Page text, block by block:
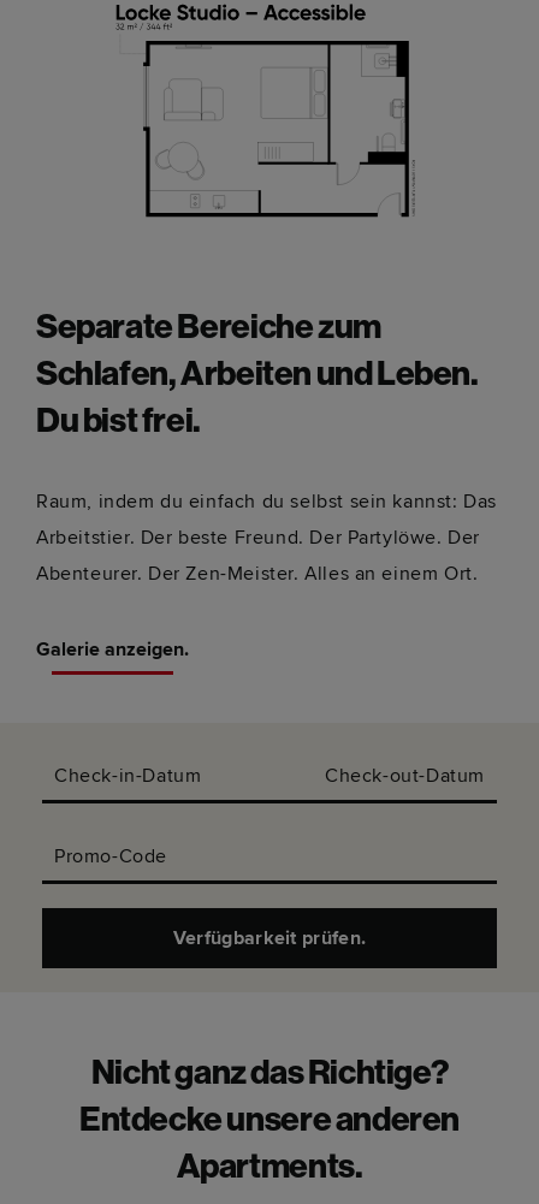
Separate Bereiche zum
Schlafen, Arbeiten und Leben.
Du bist frei.
Raum, indem du einfach du selbst sein kannst: Das
Arbeitstier. Der beste Freund. Der Partylöwe. Der
Abenteurer. Der Zen-Meister. Alles an einem Ort.
Galerie anzeigen.
Check-in-Datum Check-out-Datum
Promo-Code
Verfügbarkeit prüfen.
Nicht ganz das Richtige?
Entdecke unsere anderen
Apartments.